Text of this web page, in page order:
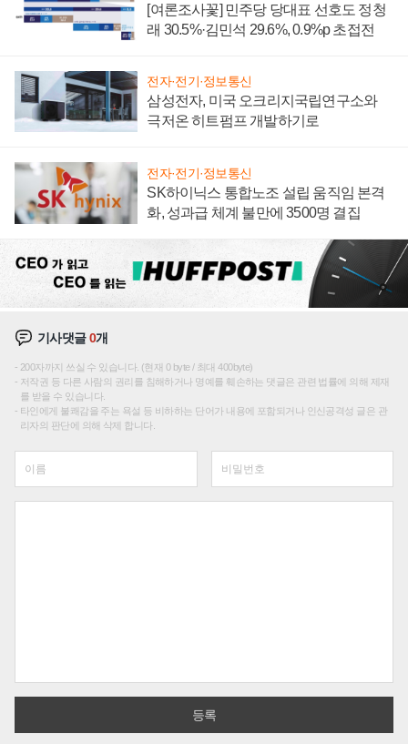
[여론조사꽃] 민주당 당대표 선호도 정청
래 30.5%·김민석 29.6%, 0.9%p 초접전
전자·전기·정보통신
삼성전자, 미국 오크리지국립연구소와
극저온 히트펌프 개발하기로
전자·전기·정보통신
SK하이닉스 통합노조 설립 움직임 본격
화, 성과급 체계 불만에 3500명 결집
기사댓글0개
200자까지 쓰실 수 있습니다. (현재 0 byte / 최대 400byte)
저작권 등 다른 사람의 권리를 침해하거나 명예를 훼손하는 댓글은 관련 법률에 의해 제재
를 받을 수 있습니다.
타인에게 불쾌감을 주는 욕설 등 비하하는 단어가 내용에 포함되거나 인신공격성 글은 관
리자의 판단에 의해 삭제 합니다.